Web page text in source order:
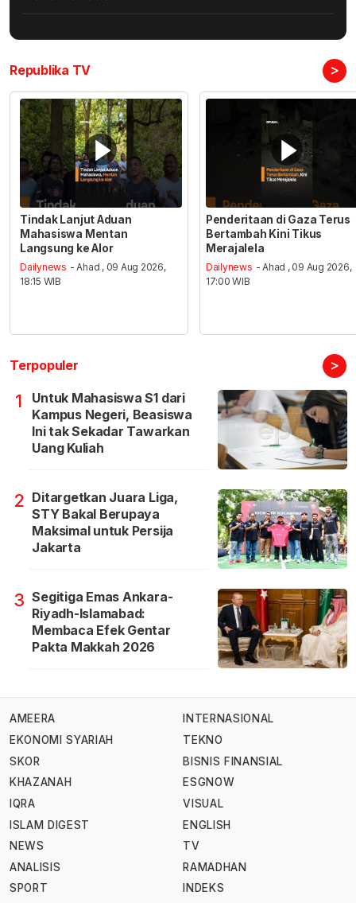
Republika TV >
Tindak Lanjut Aduan
Mahasiswa Mentan
Langsung ke Alor
Dailynews - Ahad , 09 Aug 2026,
18:15 WIB
Penderitaan di Gaza Terus
Bertambah Kini Tikus
Merajalela
Dailynews - Ahad , 09 Aug 2026,
17:00 WIB
Terpopuler >
1
Untuk Mahasiswa S1 dari
Kampus Negeri, Beasiswa
Ini tak Sekadar Tawarkan
Uang Kuliah
2 Ditargetkan Juara Liga,
STY Bakal Berupaya
Maksimal untuk Persija
Jakarta
3 Segitiga Emas Ankara-
Riyadh-Islamabad:
Membaca Efek Gentar
Pakta Makkah 2026
AMEERA
EKONOMI SYARIAH
SKOR
KHAZANAH
IQRA
ISLAM DIGEST
NEWS
ANALISIS
SPORT
INTERNASIONAL
TEKNO
BISNIS FINANSIAL
ESGNOW
VISUAL
ENGLISH
TV
RAMADHAN
INDEKS